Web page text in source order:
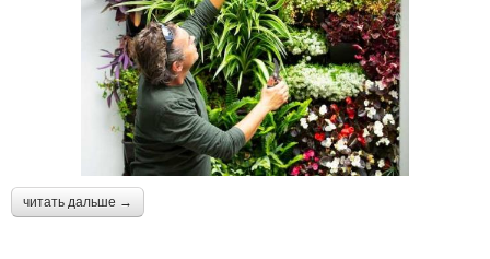
читать дальше →